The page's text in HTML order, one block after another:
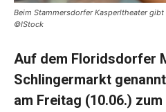
Beim Stammersdorfer Kasperltheater
©IStock
Auf dem Floridsdorfer
Schlingermarkt
am Freitag (10.06.)